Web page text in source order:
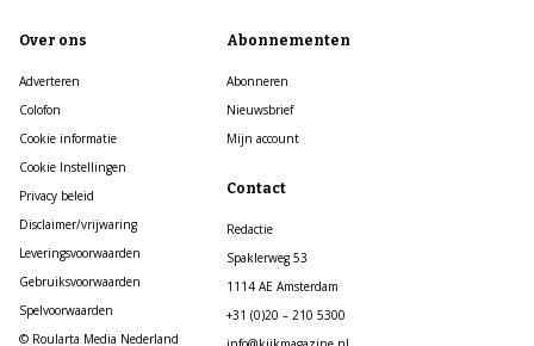
Over ons
Adverteren
Colofon
Cookie informatie
Cookie Instellingen
Privacy beleid
Disclaimer/vrijwaring
Leveringsvoorwaarden
Gebruiksvoorwaarden
Spelvoorwaarden
© Roularta Media Nederland
Abonnementen
Abonneren
Nieuwsbrief
Mijn account
Contact
Redactie
Spaklerweg 53
1114 AE Amsterdam
+31 (0)20 – 210 5300